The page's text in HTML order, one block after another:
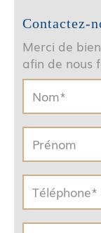
Contactez-
Merci de
afin de nous